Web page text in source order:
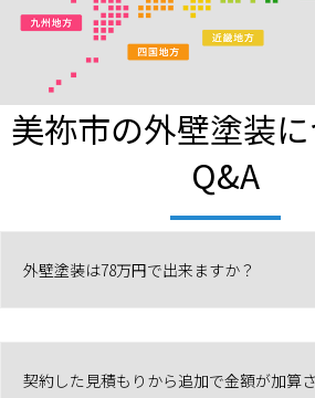
美祢市の外壁塗装
Q&A
外壁塗装は78万円で出来ますか？
契約した見積もりから追加で金額が加算